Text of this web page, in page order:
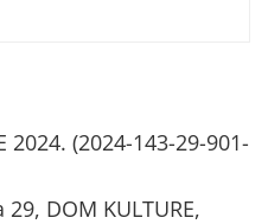
2024. (2024-143-29-901-
DOM KULTURE,